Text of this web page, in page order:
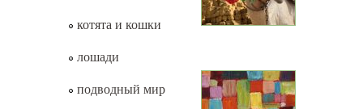
котята и кошки
лошади
подводный мир